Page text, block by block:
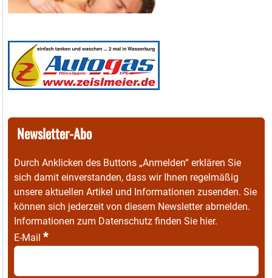
Newsletter-Abo
Durch Anklicken des Buttons „Anmelden“ erklären Sie
sich damit einverstanden, dass wir Ihnen regelmäßig
unsere aktuellen Artikel und Informationen zusenden. Sie
können sich jederzeit von diesem Newsletter abmelden.
Informationen zum Datenschutz finden Sie hier.
E-Mail *